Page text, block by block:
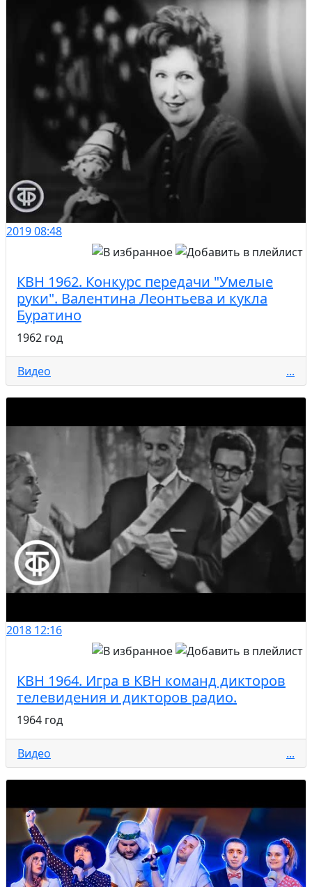
201908:48
КВН 1962. Конкурс передачи "Умелые
руки". Валентина Леонтьева и кукла
Буратино
1962 год
Видео ...
2018 12:16
КВН 1964. Игра в КВН команд дикторов
телевидения и дикторов радио.
1964 год
Видео ...